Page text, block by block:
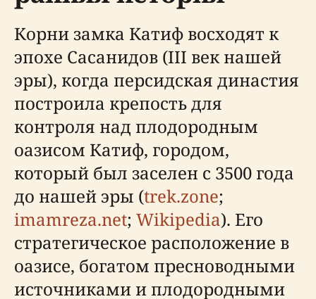
Корни замка Катиф восходят к
эпохе Сасанидов (III век нашей
эры), когда персидская династия
построила крепость для
контроля над плодородным
оазисом Катиф, городом,
который был заселен с 3500 года
до нашей эры (trek.zone;
imamreza.net; Wikipedia). Его
стратегическое расположение в
оазисе, богатом пресноводными
источниками и плодородными